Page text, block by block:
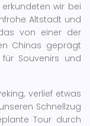
wir bei
Altstadt und
von einer der
Chinas geprägt
Souvenirs und
verlief etwas
Schnellzug
Tour durch